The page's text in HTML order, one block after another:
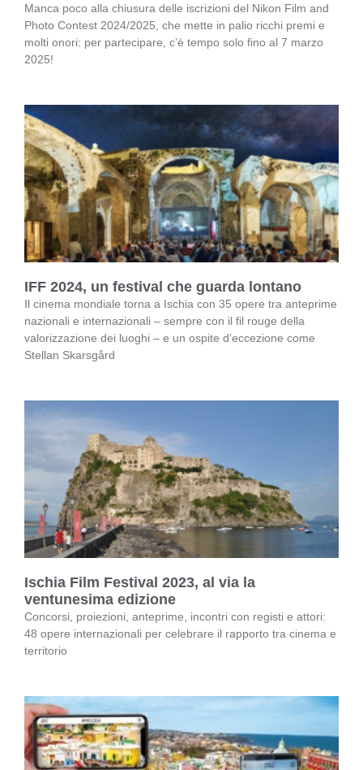
Manca poco alla chiusura delle iscrizioni del Nikon Film and
Photo Contest 2024/2025, che mette in palio ricchi premi e
molti onori: per partecipare, c’è tempo solo fino al 7 marzo
2025!
IFF 2024, un festival che guarda lontano
Il cinema mondiale torna a Ischia con 35 opere tra anteprime
nazionali e internazionali – sempre con il fil rouge della
valorizzazione dei luoghi – e un ospite d’eccezione come
Stellan Skarsgård
Ischia Film Festival 2023, al via la
ventunesima edizione
Concorsi, proiezioni, anteprime, incontri con registi e attori:
48 opere internazionali per celebrare il rapporto tra cinema e
territorio